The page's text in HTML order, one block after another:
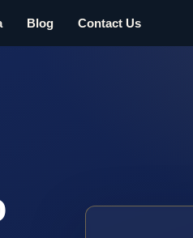
Blog Contact Us